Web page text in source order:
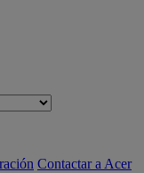
Contactar a Acer